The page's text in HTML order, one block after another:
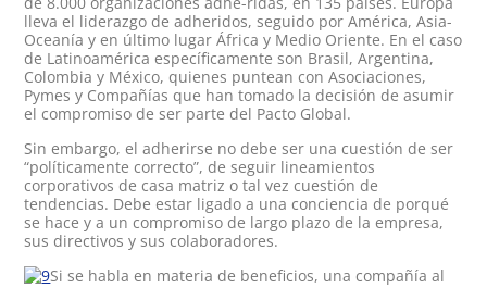
lleva el liderazgo de adheridos, seguido por América, Asia-
Oceanía y en último lugar África y Medio Oriente. En el caso
de Latinoamérica específicamente son Brasil, Argentina,
Colombia y México, quienes puntean con Asociaciones,
Pymes y Compañías que han tomado la decisión de asumir
el compromiso de ser parte del Pacto Global.
Sin embargo, el adherirse no debe ser una cuestión de ser
“políticamente correcto”, de seguir lineamientos
corporativos de casa matriz o tal vez cuestión de
tendencias. Debe estar ligado a una conciencia de porqué
se hace y a un compromiso de largo plazo de la empresa,
sus directivos y sus colaboradores.
Si se habla en materia de beneficios, una compañía al